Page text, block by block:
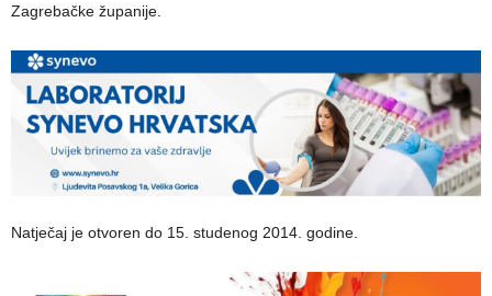
Zagrebačke županije.
Natječaj je otvoren do 15. studenog 2014. godine.